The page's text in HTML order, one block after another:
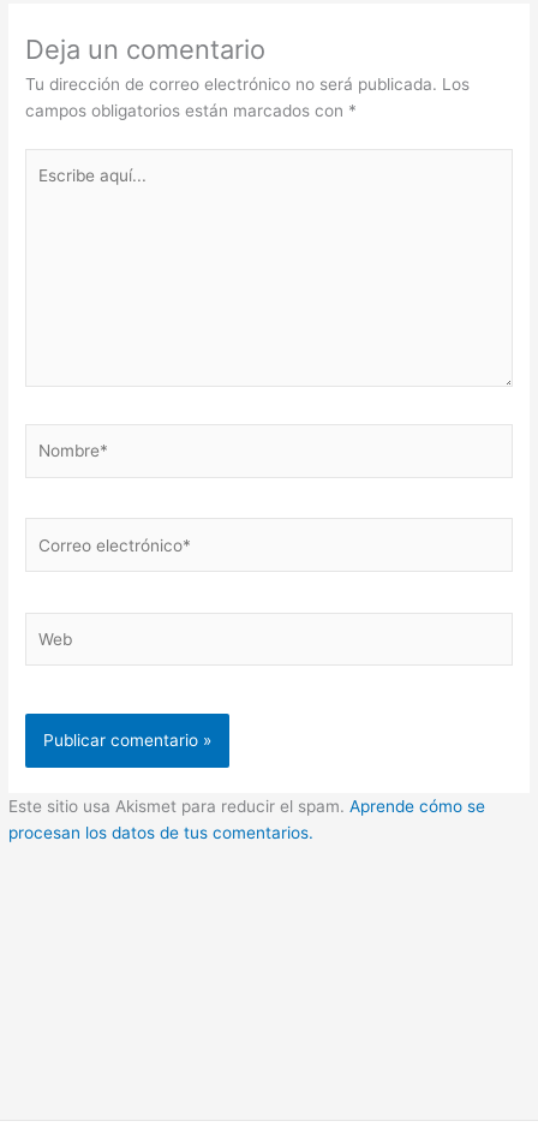
Deja un comentario
Tu dirección de correo electrónico no será publicada. Los
campos obligatorios están marcados con *
aquí...
electrónico*
Este sitio usa Akismet para reducir el spam.Aprende cómo se
procesan los datos de tus comentarios.